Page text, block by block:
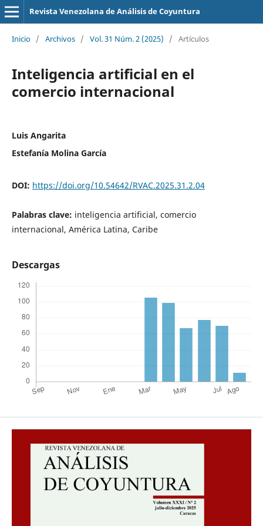
Revista Venezolana de Análisis de Coyuntura
Inicio / Archivos / Vol. 31 Núm. 2 (2025) / Artículos
Inteligencia artificial en el
comercio internacional
Luis Angarita
Estefanía Molina García
DOI: https://doi.org/10.54642/RVAC.2025.31.2.04
Palabras clave: inteligencia artificial, comercio
internacional, América Latina, Caribe
Descargas